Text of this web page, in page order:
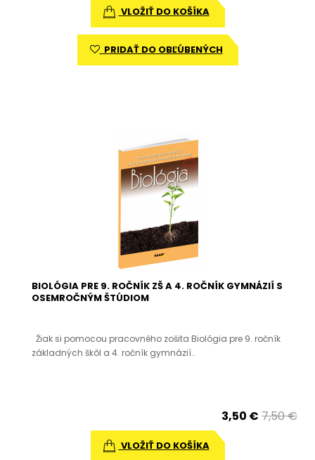
VLOŽIŤ DO KOŠÍKA
PRIDAŤ DO OBĽÚBENÝCH
BIOLÓGIA PRE 9. ROČNÍK ZŠ A 4. ROČNÍK GYMNÁZIÍ S
OSEMROČNÝM ŠTÚDIOM
Žiak si pomocou pracovného zošita Biológia pre 9. ročník
základných škôl a 4. ročník gymnázií..
3,50 € 7,50 €
VLOŽIŤ DO KOŠÍKA